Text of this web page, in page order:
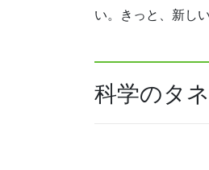
い。きっと、新し
科学のタ